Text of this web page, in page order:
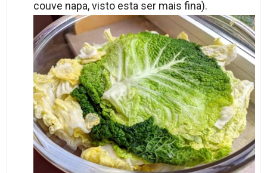
couve napa, visto esta ser mais fina).